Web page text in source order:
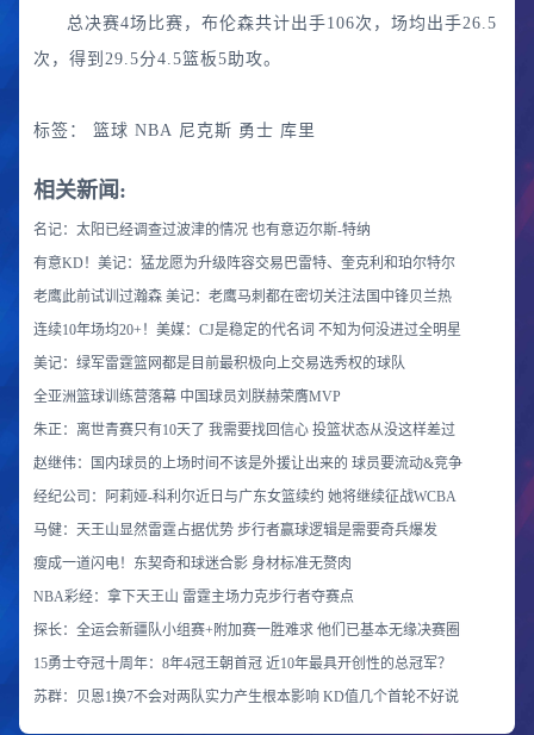
总决赛4场比赛，布伦森共计出手106次，场均出手26.5
次，得到29.5分4.5篮板5助攻。
标签： 篮球 NBA 尼克斯 勇士 库里
相关新闻:
名记：太阳已经调查过波津的情况 也有意迈尔斯-特纳
有意KD！美记：猛龙愿为升级阵容交易巴雷特、奎克利和珀尔特尔
老鹰此前试训过瀚森 美记：老鹰马刺都在密切关注法国中锋贝兰热
连续10年场均20+！美媒：CJ是稳定的代名词 不知为何没进过全明星
美记：绿军雷霆篮网都是目前最积极向上交易选秀权的球队
全亚洲篮球训练营落幕 中国球员刘朕赫荣膺MVP
朱正：离世青赛只有10天了 我需要找回信心 投篮状态从没这样差过
赵继伟：国内球员的上场时间不该是外援让出来的 球员要流动&竞争
经纪公司：阿莉娅-科利尔近日与广东女篮续约 她将继续征战WCBA
马健：天王山显然雷霆占据优势 步行者赢球逻辑是需要奇兵爆发
瘦成一道闪电！东契奇和球迷合影 身材标准无赘肉
NBA彩经：拿下天王山 雷霆主场力克步行者夺赛点
探长：全运会新疆队小组赛+附加赛一胜难求 他们已基本无缘决赛圈
15勇士夺冠十周年：8年4冠王朝首冠 近10年最具开创性的总冠军？
苏群：贝恩1换7不会对两队实力产生根本影响 KD值几个首轮不好说